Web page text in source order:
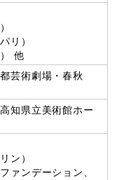
リ）
他
芸術劇場・春秋
知県立美術館ホー
ン）
ァンデーション、